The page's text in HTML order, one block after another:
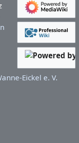
Eickel e. V.